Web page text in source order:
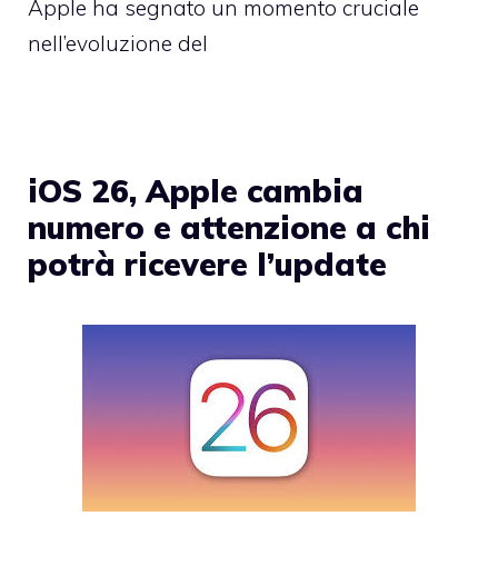
Apple ha segnato un momento cruciale
nell’evoluzione del
iOS 26, Apple cambia
numero e attenzione a chi
potrà ricevere l’update